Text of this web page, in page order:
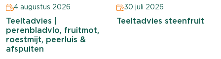
4 augustus 2026
Teeltadvies |
perenbladvlo, fruitmot,
roestmijt, peerluis &
afspuiten
30 juli 2026
Teeltadvies steenfruit